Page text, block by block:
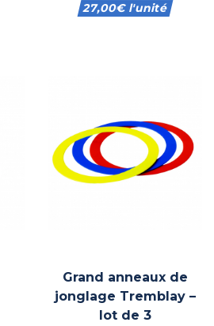
27,00€l'unité
Grand anneaux de
jonglage Tremblay –
lot de 3